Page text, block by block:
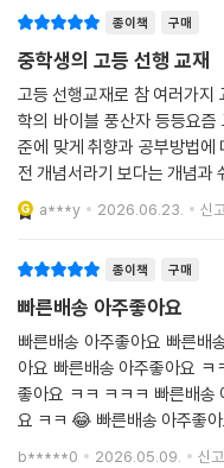
기본 공식을 정확히 이해하여
니다.
· 내신 유형 문제
- 300여 개 고등학교의 내신
유형화하여 분류하였습니다.
제에는 ‘교육청 기출’ 표시를
력을 길러, 내신 시험에 대비할
· 쌤이 시험에 꼭 내는 문제
- 다양한 유형의 문제들 중 실
성하였습니다. 기본 문제부터
꼭 나오는 단골 문제들을 집
- 내신 1등급 도전을 위해 풀
급 문제” 2문항씩을 수록하였
풀어 보면서 수학적 사고력을
종이책 구매
중학생의 고등 선행 교재
고등 선행교재로 참 여러가지
학의 바이블 풍산자 등등요
준에 맞게 취향과 공부방법에
전 개념서라기 보다는 개념과
a***y 2026.06.23. 신고
종이책 구매
빠른배송 아주좋아요
빠른배송 아주좋아요 빠른배
아요 빠른배송 아주좋아요 ㅋ
좋아요 ㅋㅋ ㅋㅋㅋ 빠른배송
요 ㅋㅋ 😂 빠른배송 아주좋
b*****0 2026.05.09. 신고